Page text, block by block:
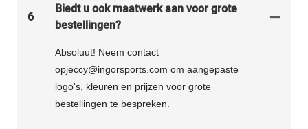
6
Biedt u ook maatwerk aan voor grote
bestellingen?
Absoluut! Neem contact
opjeccy@ingorsports.com om aangepaste
logo's, kleuren en prijzen voor grote
bestellingen te bespreken.